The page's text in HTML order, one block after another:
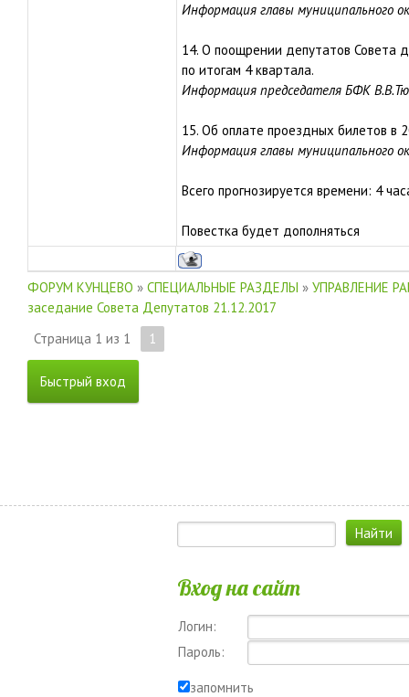
Информация главы муниципального
14. О поощрении депутатов Совета
по итогам 4 квартала.
Информация председателя БФК
15. Об оплате проездных билетов в
Информация главы муниципального
Всего прогнозируется времени: 4
Повестка будет дополняться
ФОРУМ КУНЦЕВО » СПЕЦИАЛЬНЫЕ РАЗДЕЛЫ » УПРАВЛЕНИЕ
заседание Совета Депутатов 21.12.2017
Страница 1 из 1 1
Вход на сайт
Логин:
Пароль:
запомнить